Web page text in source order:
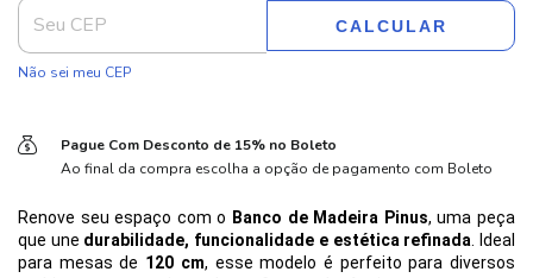
CALCULAR
Não sei meu CEP
Pague Com Desconto de 15% no Boleto
Ao final da compra escolha a opção de pagamento com Boleto
Renove seu espaço com o Banco de Madeira Pinus, uma peça
que une durabilidade, funcionalidade e estética refinada . Ideal
para mesas de 120 cm, esse modelo é perfeito para diversos